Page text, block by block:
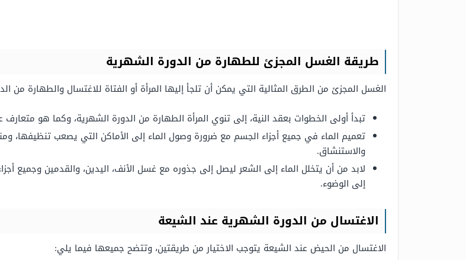
طريقة الغسل المجزئ للطهارة من الدورة الشهرية
الغسل المجزئ من الطرق المثالية التي يمكن أن تلجأ إليها المرأة أو الفتاة للاغتسال والطهارة من
تبدأ أولى الخطوات بعقد النية، إلى تنوي المرأة الطهارة من الدورة الشهرية، وكما هو متعارف
تعميم الماء في جميع أجزاء الجسم مع ضرورة وصول الماء إلى الأماكن التي يصعب تنظيفها،
والاستنشاق.
لابد من أن يتخلل الماء إلى الشعر ليصل إلى جذوره مع غسل الأنف، اليدين، والقدمين وجميع
إلى الوضوء.
الاغتسال من الدورة الشهرية عند الشيعة
الاغتسال من الحيض عند الشيعة يتوجب الاختيار من طريقتين، وتتضح جميعها فيما يلي: